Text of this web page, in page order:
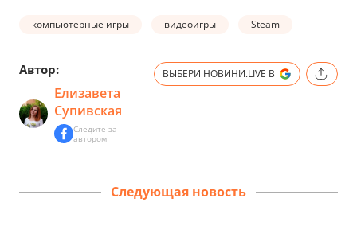
компьютерные игры видеоигры Steam
Автор:
Елизавета
Супивская
Следите за
автором
ВЫБЕРИ НОВИНИ.LIVE В
Следующая новость